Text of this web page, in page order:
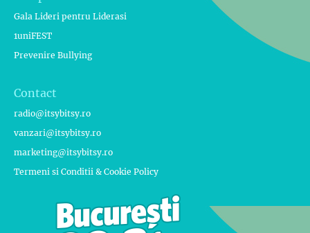
Gala Lideri pentru Liderasi
1uniFEST
Prevenire Bullying
Contact
radio@itsybitsy.ro
vanzari@itsybitsy.ro
marketing@itsybitsy.ro
Termeni si Conditii & Cookie Policy